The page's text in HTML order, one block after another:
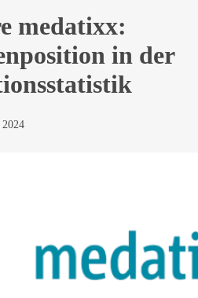
medatixx:
in der
2024